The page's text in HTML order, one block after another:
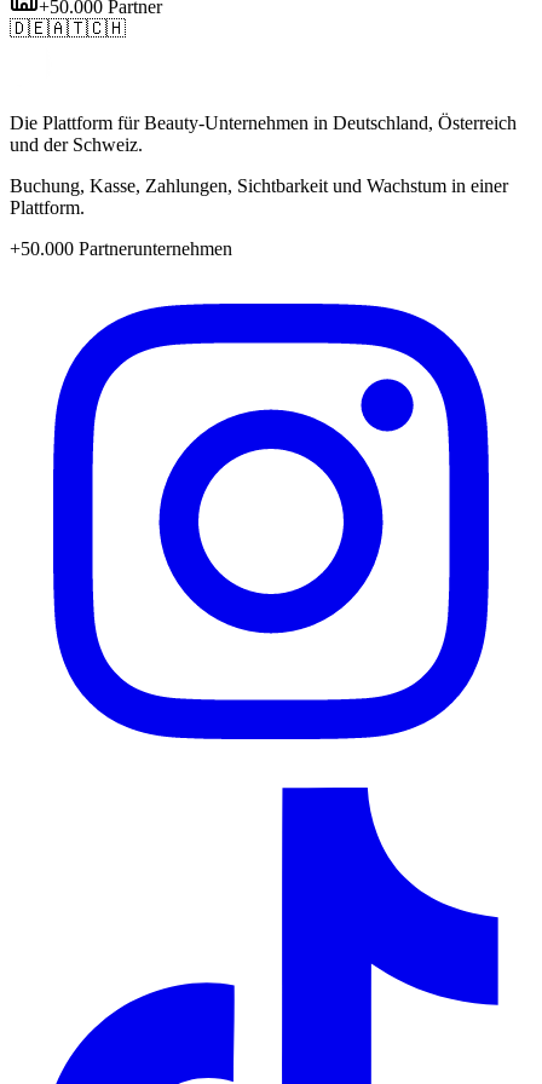
+50.000 Partner
🇩🇪🇦🇹🇨🇭
Die Plattform für Beauty-Unternehmen in Deutschland, Österreich
und der Schweiz.
Buchung, Kasse, Zahlungen, Sichtbarkeit und Wachstum in einer
Plattform.
+50.000 Partnerunternehmen